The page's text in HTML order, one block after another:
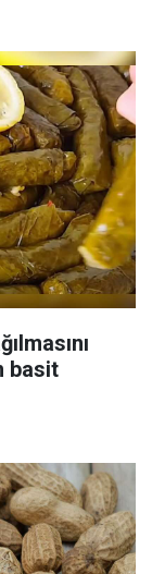
basit